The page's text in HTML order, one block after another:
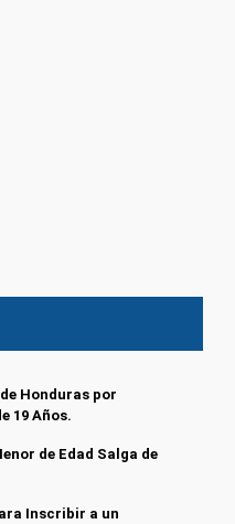
Honduras por
19 Años.
de Edad Salga de
Inscribir a un